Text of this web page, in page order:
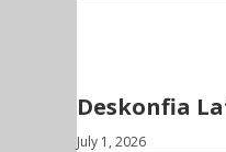
Deskonfia
July 1, 2026